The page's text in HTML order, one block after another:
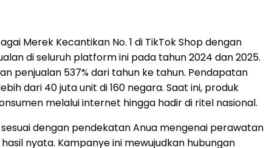
Merek Kecantikan No. 1 di TikTok Shop dengan
di seluruh platform ini pada tahun 2024 dan 2025.
penjualan 537% dari tahun ke tahun. Pendapatan
dari 40 juta unit di 160 negara. Saat ini, produk
melalui internet hingga hadir di ritel nasional.
dengan pendekatan Anua mengenai perawatan
nyata. Kampanye ini mewujudkan hubungan